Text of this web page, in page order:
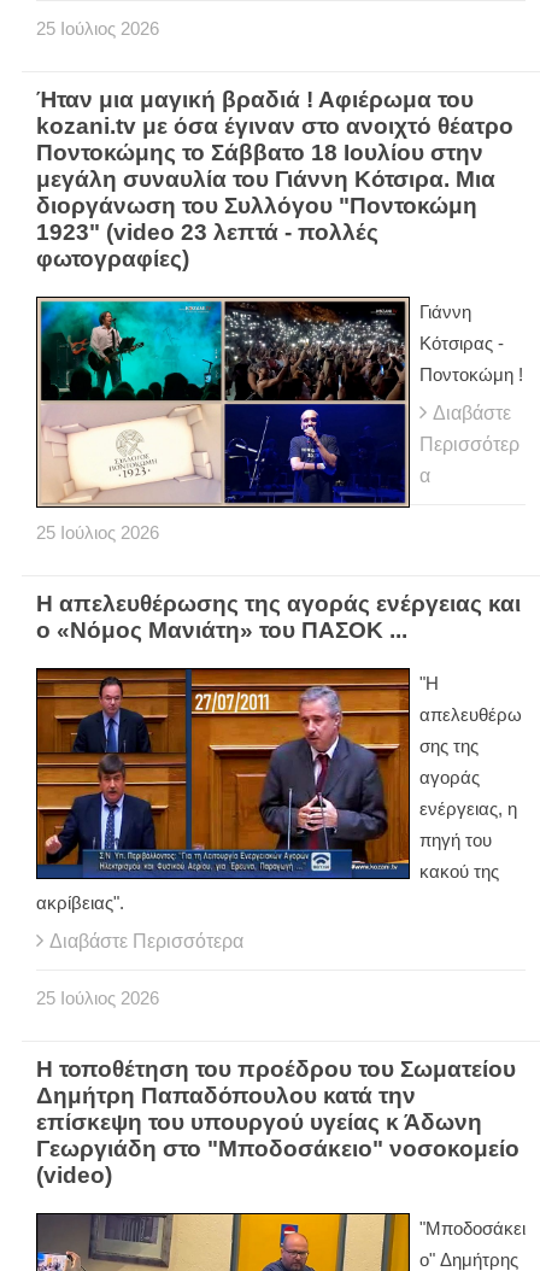
25 Ιούλιος 2026
Ήταν μια μαγική βραδιά ! Αφιέρωμα του
kozani.tv με όσα έγιναν στο ανοιχτό θέατρο
Ποντοκώμης το Σάββατο 18 Ιουλίου στην
μεγάλη συναυλία του Γιάννη Κότσιρα. Μια
διοργάνωση του Συλλόγου "Ποντοκώμη
1923" (video 23 λεπτά - πολλές
φωτογραφίες)
Γιάννη
Κότσιρας -
Ποντοκώμη !
Διαβάστε
Περισσότερ
α
25 Ιούλιος 2026
Η απελευθέρωσης της αγοράς ενέργειας και
ο «Νόμος Μανιάτη» του ΠΑΣΟΚ ...
"Η
απελευθέρω
σης της
αγοράς
ενέργειας, η
πηγή του
κακού της
ακρίβειας".
Διαβάστε Περισσότερα
25 Ιούλιος 2026
Η τοποθέτηση του προέδρου του Σωματείου
Δημήτρη Παπαδόπουλου κατά την
επίσκεψη του υπουργού υγείας κ Άδωνη
Γεωργιάδη στο "Μποδοσάκειο" νοσοκομείο
(video)
"Μποδοσάκει
ο" Δημήτρης